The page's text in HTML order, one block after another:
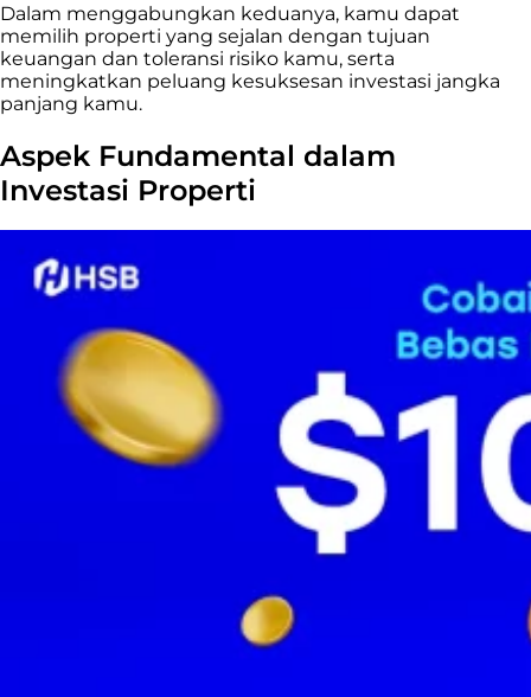
Dalam menggabungkan keduanya, kamu dapat
memilih properti yang sejalan dengan tujuan
keuangan dan toleransi risiko kamu, serta
meningkatkan peluang kesuksesan investasi jangka
panjang kamu.
Aspek Fundamental dalam
Investasi Properti